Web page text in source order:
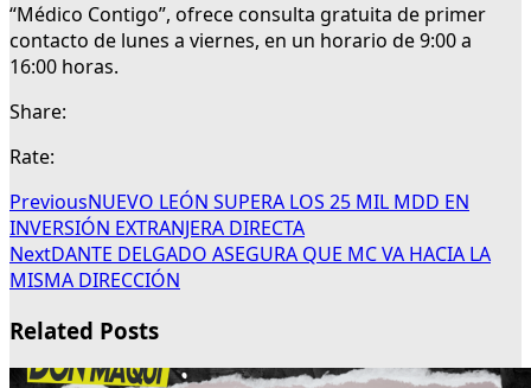
“Médico Contigo”, ofrece consulta gratuita de primer
contacto de lunes a viernes, en un horario de 9:00 a
16:00 horas.
Share:
Rate:
PreviousNUEVO LEÓN SUPERA LOS 25 MIL MDD EN
INVERSIÓN EXTRANJERA DIRECTA
NextDANTE DELGADO ASEGURA QUE MC VA HACIA LA
MISMA DIRECCIÓN
Related Posts